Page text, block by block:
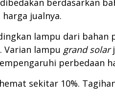
berdasarkan
jualnya.
lampu dari bahan
Varian lampu grand solar
perbedaan
sekitar 10%.